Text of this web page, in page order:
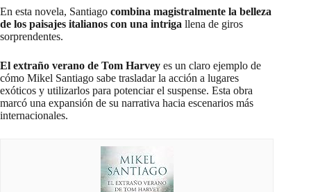
En esta novela, Santiago combina magistralmente la belleza
de los paisajes italianos con una intriga llena de giros
sorprendentes.
El extraño verano de Tom Harvey es un claro ejemplo de
cómo Mikel Santiago sabe trasladar la acción a lugares
exóticos y utilizarlos para potenciar el suspense. Esta obra
marcó una expansión de su narrativa hacia escenarios más
internacionales.